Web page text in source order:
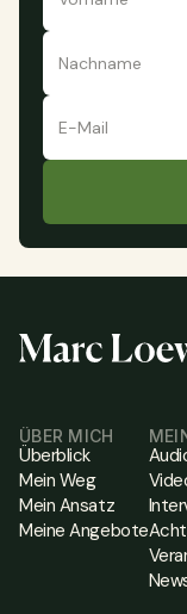
ÜBER MICH
Überblick
Mein Weg
Mein Ansatz
Meine Angebote